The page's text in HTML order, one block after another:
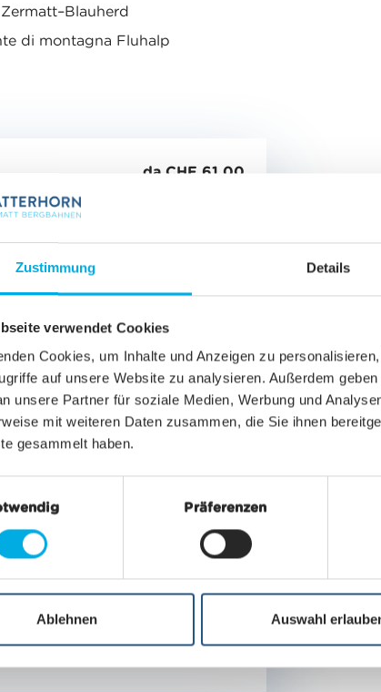
Zustimmung Details
verwendet Cookies
Cookies, um Inhalte und Anzeigen zu
auf unsere Website zu analysieren. Außerdem
unsere Partner für soziale Medien, Werbung und
mit weiteren Daten zusammen, die Sie ihnen
gesammelt haben.
Präferenzen
Ablehnen Auswahl
di montagna Fluhalp
da CHF 61.00
a metà
anni da CHF 39.00
a metà
da CHF 62.50
anni